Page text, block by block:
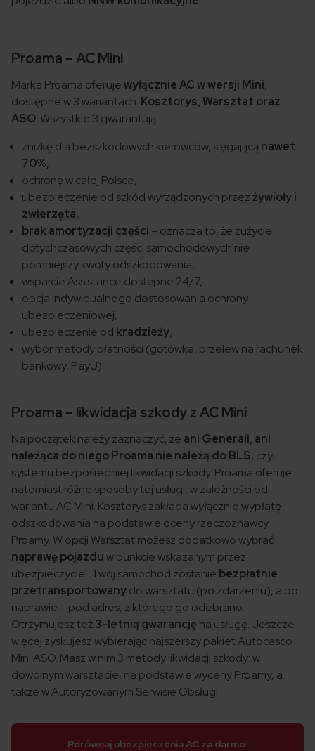
Proama – AC Mini
Marka Proama oferujewyłącznie AC w wersji Mini,
dostępne w 3 wariantach: Kosztorys, Warsztat oraz
ASO. Wszystkie 3 gwarantują:
zniżkę dla bezszkodowych kierowców, sięgającą nawet
70%,
ochronę w całej Polsce,
ubezpieczenie od szkód wyrządzonych przezżywioły i
zwierzęta,
brak amortyzacji części – oznacza to, że zużycie
dotychczasowych części samochodowych nie
pomniejszy kwoty odszkodowania,
wsparcie Assistance dostępne 24/7,
opcja indywidualnego dostosowania ochrony
ubezpieczeniowej,
ubezpieczenie od kradzieży,
wybór metody płatności (gotówka, przelew na rachunek
bankowy, PayU).
Proama – likwidacja szkody z AC Mini
Na początek należy zaznaczyć, że ani Generali, ani
należąca do niego Proama nie należą do BLS, czyli
systemu bezpośredniej likwidacji szkody. Proama oferuje
natomiast różne sposoby tej usługi, w zależności od
wariantu AC Mini. Kosztorys zakłada wyłącznie wypłatę
odszkodowania na podstawie oceny rzeczoznawcy
Proamy. W opcji Warsztat możesz dodatkowo wybrać
naprawę pojazduw punkcie wskazanym przez
ubezpieczyciel. Twój samochód zostanie bezpłatnie
przetransportowanydo warsztatu (po zdarzeniu), a po
naprawie – pod adres, z którego go odebrano.
Otrzymujesz też3-letnią gwarancjęna usługę. Jeszcze
więcej zyskujesz wybierając najszerszy pakiet Autocasco
Mini ASO. Masz w nim 3 metody likwidacji szkody: w
dowolnym warsztacie, na podstawie wyceny Proamy, a
także w Autoryzowanym Serwisie Obsługi.
Porównaj ubezpieczenia AC za darmo!